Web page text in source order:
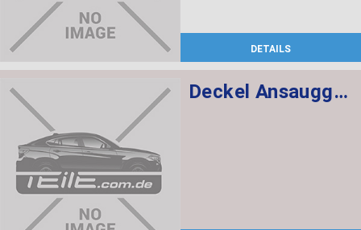
DETAILS
Deckel Ansauggeräuschdämpfer